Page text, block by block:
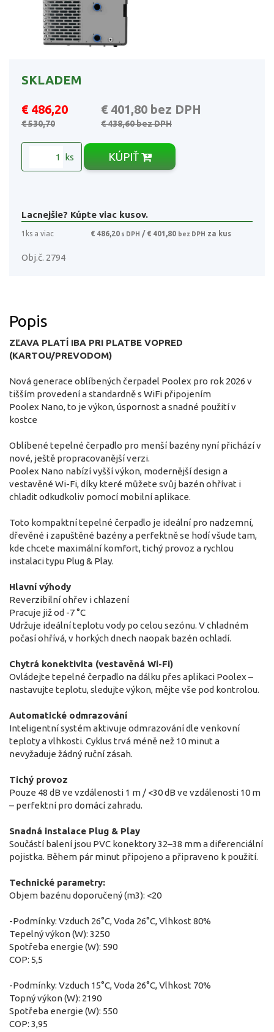
SKLADEM
€ 486,20 € 401,80 bez DPH
€ 530,70 € 438,60bez DPH
ks KÚPIŤ
Lacnejšie? Kúpte viac kusov.
1ks a viac € 486,20 s DPH / € 401,80 bez DPH za kus
Obj.č. 2794
Popis
ZĽAVA PLATÍ IBA PRI PLATBE VOPRED
(KARTOU/PREVODOM)
Nová generace oblíbených čerpadel Poolex pro rok 2026 v
tišším provedení a standardně s WiFi připojením
Poolex Nano, to je výkon, úspornost a snadné použití v
kostce
Oblíbené tepelné čerpadlo pro menší bazény nyní přichází v
nové, ještě propracovanější verzi.
Poolex Nano nabízí vyšší výkon, modernější design a
vestavěné Wi-Fi, díky které můžete svůj bazén ohřívat i
chladit odkudkoliv pomocí mobilní aplikace.
Toto kompaktní tepelné čerpadlo je ideální pro nadzemní,
dřevěné i zapuštěné bazény a perfektně se hodí všude tam,
kde chcete maximální komfort, tichý provoz a rychlou
instalaci typu Plug & Play.
Hlavní výhody
Reverzibilní ohřev i chlazení
Pracuje již od -7 °C
Udržuje ideální teplotu vody po celou sezónu. V chladném
počasí ohřívá, v horkých dnech naopak bazén ochladí.
Chytrá konektivita (vestavěná Wi-Fi)
Ovládejte tepelné čerpadlo na dálku přes aplikaci Poolex –
nastavujte teplotu, sledujte výkon, mějte vše pod kontrolou.
Automatické odmrazování
Inteligentní systém aktivuje odmrazování dle venkovní
teploty a vlhkosti. Cyklus trvá méně než 10 minut a
nevyžaduje žádný ruční zásah.
Tichý provoz
Pouze 48 dB ve vzdálenosti 1 m / <30 dB ve vzdálenosti 10 m
– perfektní pro domácí zahradu.
Snadná instalace Plug & Play
Součástí balení jsou PVC konektory 32–38 mm a diferenciální
pojistka. Během pár minut připojeno a připraveno k použití.
Technické parametry:
Objem bazénu doporučený (m3): <20
-Podmínky: Vzduch 26°C, Voda 26°C, Vlhkost 80%
Tepelný výkon (W): 3250
Spotřeba energie (W): 590
COP: 5,5
-Podmínky: Vzduch 15°C, Voda 26°C, Vlhkost 70%
Topný výkon (W): 2190
Spotřeba energie (W): 550
COP: 3,95